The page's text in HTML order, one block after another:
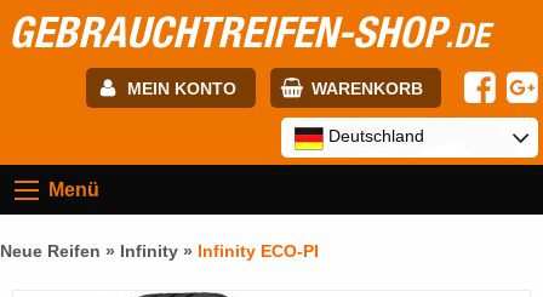
GEBRAUCHTREIFEN-SHOP.DE
MEIN KONTO WARENKORB
Passwort:
Deutschland
Menü
Neue Reifen » Infinity » Infinity ECO-PI